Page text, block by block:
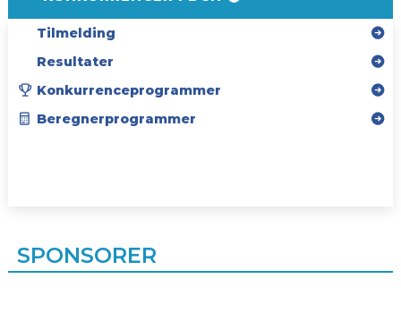
Tilmelding
Resultater
Konkurrenceprogrammer
Beregnerprogrammer
SPONSORER